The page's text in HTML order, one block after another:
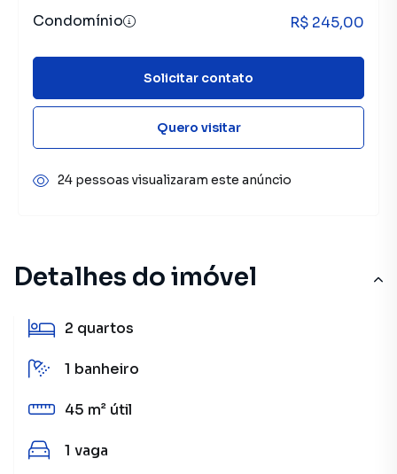
Detalhes do imóvel
2 quartos
1 banheiro
45 m² útil
1 vaga
Condomínio R$ 245,00
Solicitar contato
Quero visitar
24 pessoas visualizaram este anúncio